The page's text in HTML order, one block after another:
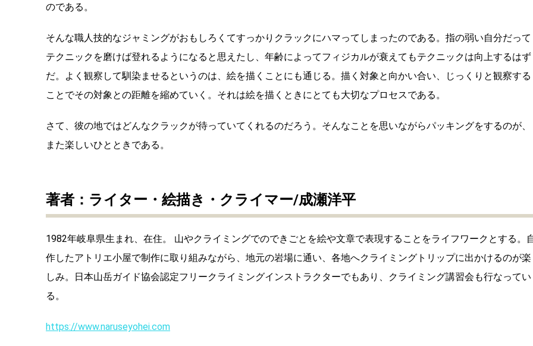
のである。
そんな職人技的なジャミングがおもしろくてすっかりクラックにハマってしまったのである。指の弱い自分だって
テクニックを磨けば登れるようになると思えたし、年齢によってフィジカルが衰えてもテクニックは向上するはず
だ。よく観察して馴染ませるというのは、絵を描くことにも通じる。描く対象と向かい合い、じっくりと観察する
ことでその対象との距離を縮めていく。それは絵を描くときにとても大切なプロセスである。
さて、彼の地ではどんなクラックが待っていてくれるのだろう。そんなことを思いながらパッキングをするのが、
また楽しいひとときである。
著者：ライター・絵描き・クライマー/成瀬洋平
1982年岐阜県生まれ、在住。 山やクライミングでのできごとを絵や文章で表現することをライフワークとする。
作したアトリエ小屋で制作に取り組みながら、地元の岩場に通い、各地へクライミングトリップに出かけるのが楽
しみ。日本山岳ガイド協会認定フリークライミングインストラクターでもあり、クライミング講習会も行なってい
る。
https://www.naruseyohei.com